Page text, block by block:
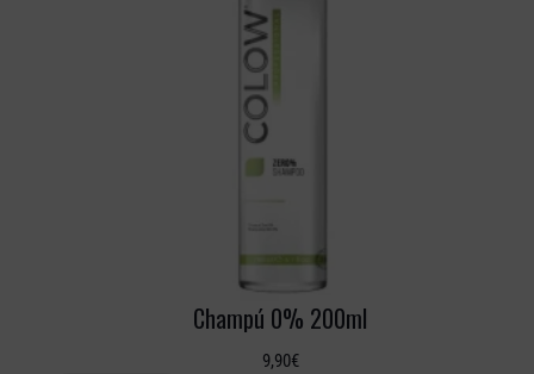
Champú 0% 200ml
9,90€